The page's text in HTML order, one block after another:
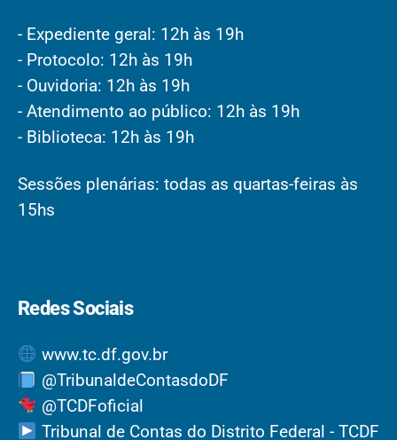
- Expediente geral: 12h às 19h
- Protocolo: 12h às 19h
- Ouvidoria: 12h às 19h
- Atendimento ao público: 12h às 19h
- Biblioteca: 12h às 19h
Sessões plenárias: todas as quartas-feiras às
15hs
Redes Sociais
www.tc.df.gov.br
@TribunaldeContasdoDF
@TCDFoficial
Tribunal de Contas do Distrito Federal - TCDF